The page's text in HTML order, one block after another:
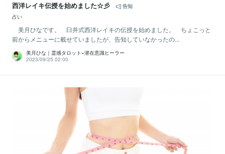
西洋レイキ伝授を始めました☆彡
告知
占い
美月ひなです。 臼井式西洋レイキの伝授を始めました。 ちょこっと
前からメニューに載せていましたが、告知していなかったの...
美月ひな｜霊感タロット×潜在意識ヒーラー
2023/09/25 02:00